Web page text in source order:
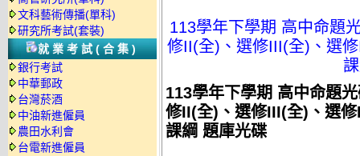
文科藝術傳播(單科)
研究所考試(套裝)
就業考試(合集)
銀行考試
中華郵政
台灣菸酒
中油新進僱員
農田水利會
台電新進僱員
113學年下學期 高中命題
修II(全)、選修III(全)、選
113學年下學期 高中命題
修II(全)、選修III(全)、選
課綱 題庫光碟